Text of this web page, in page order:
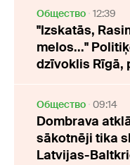
Oбщество 12:39
"Izskatās,
melos..."
dzīvoklis Rīgā,
Oбщество 09:14
Dombrava
sākotnēji tika
Latvijas-